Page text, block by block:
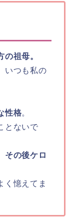
祖母。
、いつも私の
性格。
とないで
その後ケロ
く憶えてま